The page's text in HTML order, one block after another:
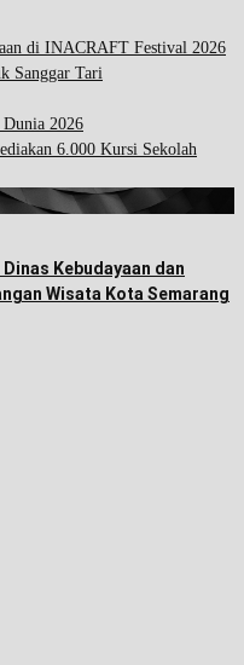
di INACRAFT Festival 2026
Sanggar Tari
2026
6.000 Kursi Sekolah
Kebudayaan dan
Wisata Kota Semarang